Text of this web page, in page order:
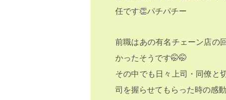
任です👏パチパチー
前職はあの有名チェーン店の
かったそうです🤭🤭
その中でも日々上司・同僚と
司を握らせてもらった時の感